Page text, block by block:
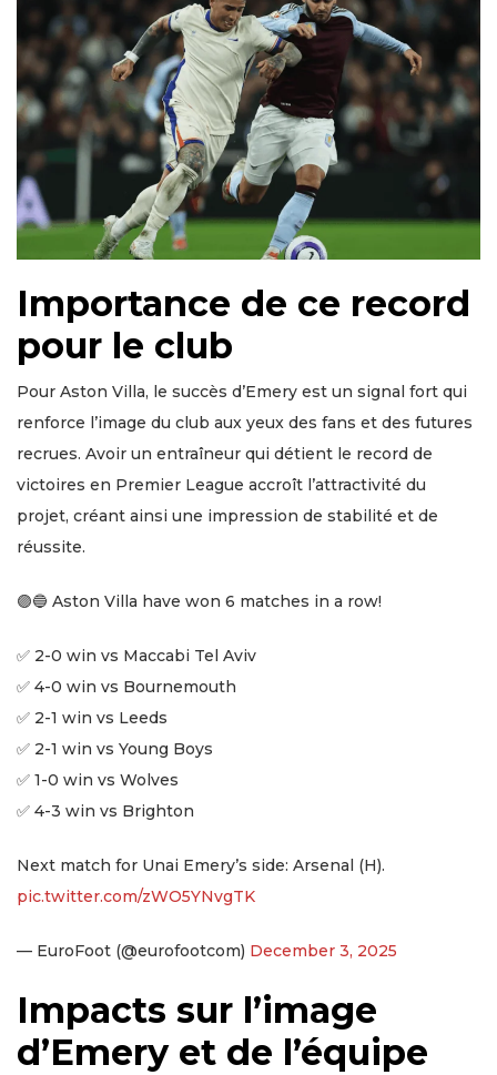
Importance de ce record
pour le club
Pour Aston Villa, le succès d’Emery est un signal fort qui
renforce l’image du club aux yeux des fans et des futures
recrues. Avoir un entraîneur qui détient le record de
victoires en Premier League accroît l’attractivité du
projet, créant ainsi une impression de stabilité et de
réussite.
🟣🔵 Aston Villa have won 6 matches in a row!
✅ 2-0 win vs Maccabi Tel Aviv
✅ 4-0 win vs Bournemouth
✅ 2-1 win vs Leeds
✅ 2-1 win vs Young Boys
✅ 1-0 win vs Wolves
✅ 4-3 win vs Brighton
Next match for Unai Emery’s side: Arsenal (H).
pic.twitter.com/zWO5YNvgTK
— EuroFoot (@eurofootcom) December 3, 2025
Impacts sur l’image
d’Emery et de l’équipe